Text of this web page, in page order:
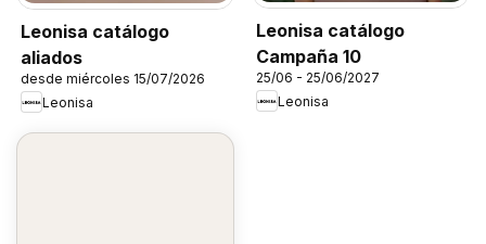
Leonisa catálogo
aliados
desde miércoles 15/07/2026
Leonisa
Leonisa catálogo
Campaña 10
25/06 - 25/06/2027
Leonisa